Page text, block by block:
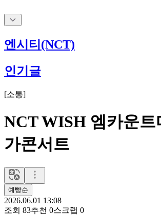
엔시티(NCT)
인기글
[소통]
NCT WISH 엠카운트
가콘서트
예빵순
2026.06.01 13:08
조회 83추천 0스크랩 0